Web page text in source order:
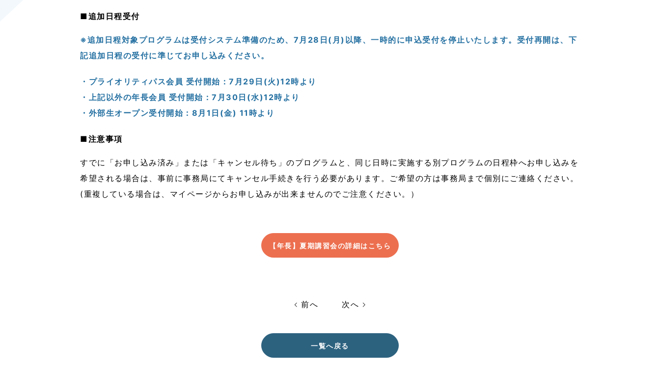
■追加日程受付
※追加日程対象プログラムは受付システム準備のため、7月28日(月)以降、一時的に申込受付を停止いたします。受付再開は、下
記追加日程の受付に準じてお申し込みください。
・プライオリティパス会員 受付開始：7月29日(火)12時より
・上記以外の年長会員 受付開始：7月30日(水)12時より
・外部生オープン受付開始：8月1日(金) 11時より
■注意事項
すでに「お申し込み済み」または「キャンセル待ち」のプログラムと、同じ日時に実施する別プログラムの日程枠へお申し込みを
希望される場合は、事前に事務局にてキャンセル手続きを行う必要があります。ご希望の方は事務局まで個別にご連絡ください。
(重複している場合は、マイページからお申し込みが出来ませんのでご注意ください。）
【年長】夏期講習会の詳細はこちら
前へ 次へ
一覧へ戻る